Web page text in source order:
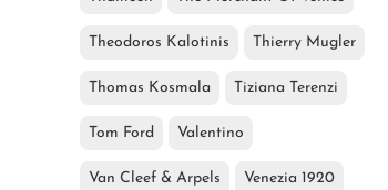
Theodoros Kalotinis Thierry Mugler
Thomas Kosmala Tiziana Terenzi
Tom Ford Valentino
Van Cleef & Arpels Venezia 1920